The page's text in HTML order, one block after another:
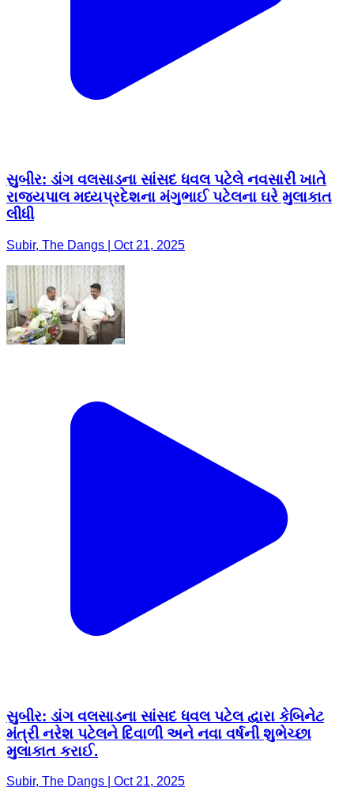
સુબીર: ડાંગ વલસાડના સાંસદ ધવલ પટેલે નવસારી ખાતે
રાજ્યપાલ મધ્યપ્રદેશના મંગુભાઈ પટેલના ઘરે મુલાકાત
લીધી
Subir, The Dangs | Oct 21, 2025
સુબીર: ડાંગ વલસાડના સાંસદ ધવલ પટેલ દ્વારા કેબિનેટ
મંત્રી નરેશ પટેલને દિવાળી અને નવા વર્ષની શુભેચ્છા
મુલાકાત કરાઈ.
Subir, The Dangs | Oct 21, 2025